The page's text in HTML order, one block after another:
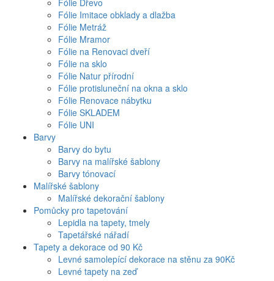
Fólie Dřevo
Fólie Imitace obklady a dlažba
Fólie Metráž
Fólie Mramor
Fólie na Renovaci dveří
Fólie na sklo
Fólie Natur přírodní
Fólie protisluneční na okna a sklo
Fólie Renovace nábytku
Fólie SKLADEM
Fólie UNI
Barvy
Barvy do bytu
Barvy na malířské šablony
Barvy tónovací
Malířské šablony
Malířské dekorační šablony
Pomůcky pro tapetování
Lepidla na tapety, tmely
Tapetářské nářadí
Tapety a dekorace od 90 Kč
Levné samolepící dekorace na stěnu za 90Kč
Levné tapety na zeď